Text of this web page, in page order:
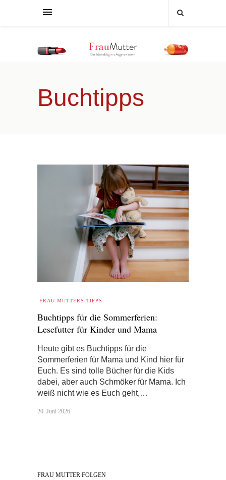
Buchtipps
FRAU MUTTERS TIPPS
Buchtipps für die Sommerferien:
Lesefutter für Kinder und Mama
Heute gibt es Buchtipps für die
Sommerferien für Mama und Kind hier für
Euch. Es sind tolle Bücher für die Kids
dabei, aber auch Schmöker für Mama. Ich
weiß nicht wie es Euch geht,…
20. Juni 2026
FRAU MUTTER FOLGEN